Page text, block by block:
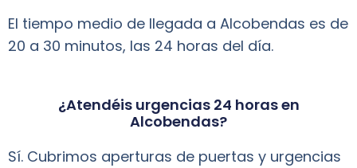
El tiempo medio de llegada a Alcobendas es de
20 a 30 minutos, las 24 horas del día.
¿Atendéis urgencias 24 horas en
Alcobendas?
Sí. Cubrimos aperturas de puertas y urgencias